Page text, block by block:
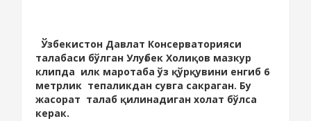
Ўзбекистон Давлат Консерваторияси
талабаси бўлган Улуғбек Холиқов мазкур
клипда илк маротаба ўз қўрқувини енгиб 6
метрлик тепаликдан сувга сакраган. Бу
жасорат талаб қилинадиган холат бўлса
керак.